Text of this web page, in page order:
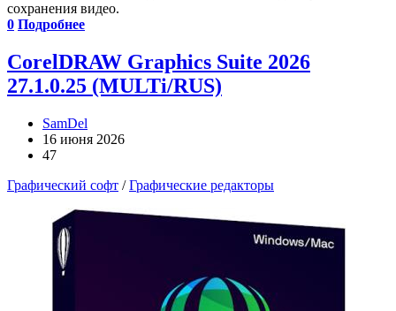
сохранения видео.
0 Подробнее
CorelDRAW Graphics Suite 2026
27.1.0.25 (MULTi/RUS)
SamDel
16 июня 2026
47
Графический софт /Графические редакторы